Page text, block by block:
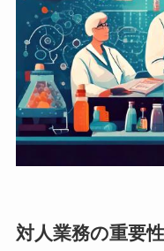
対人業務の重要性